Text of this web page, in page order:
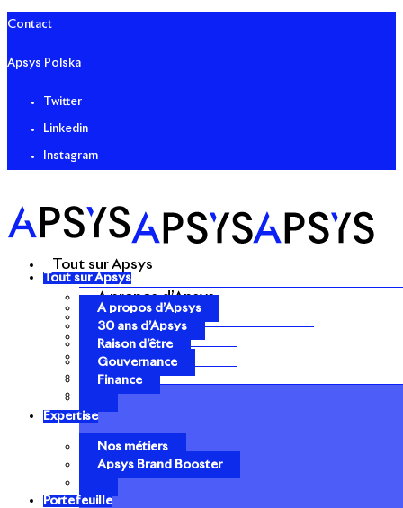
Contact
Apsys Polska
Twitter
Linkedin
Instagram
Tout sur Apsys
A propos d’Apsys
30 ans d’Apsys
Raison d’être
Gouvernance
Finance
Tout sur Apsys
A propos d’Apsys
30 ans d’Apsys
Raison d’être
Gouvernance
Finance
Expertise
Nos métiers
Apsys Brand Booster
Portefeuille